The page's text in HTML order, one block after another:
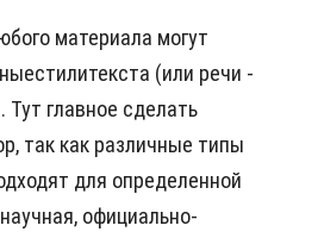
материала могут
(или речи -
Тут главное сделать
так как различные типы
для определенной
официально-